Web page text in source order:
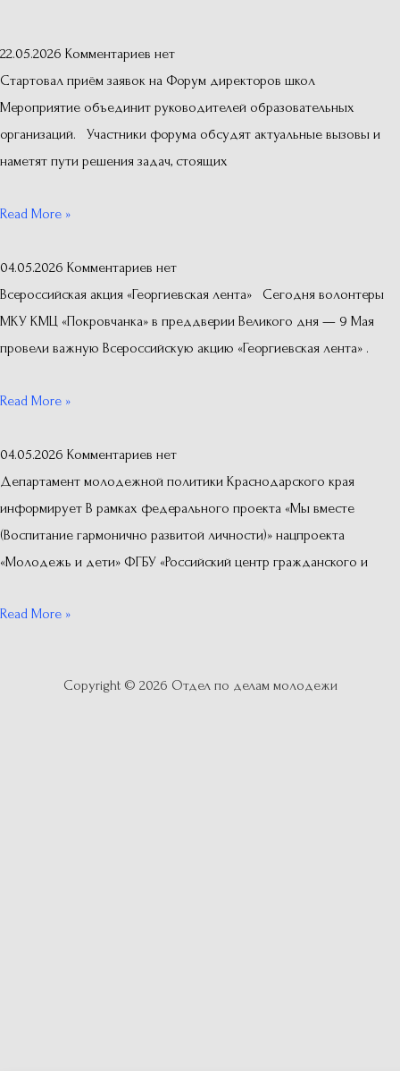
22.05.2026 Комментариев нет
Стартовал приём заявок на Форум директоров школ
Мероприятие объединит руководителей образовательных
организаций. Участники форума обсудят актуальные вызовы и
наметят пути решения задач, стоящих
Read More »
04.05.2026 Комментариев нет
Всероссийская акция «Георгиевская лента» Сегодня волонтеры
МКУ КМЦ «Покровчанка» в преддверии Великого дня — 9 Мая
провели важную Всероссийскую акцию «Георгиевская лента» .
Read More »
04.05.2026 Комментариев нет
Департамент молодежной политики Краснодарского края
информирует В рамках федерального проекта «Мы вместе
(Воспитание гармонично развитой личности)» нацпроекта
«Молодежь и дети» ФГБУ «Российский центр гражданского и
Read More »
Copyright © 2026 Отдел по делам молодежи